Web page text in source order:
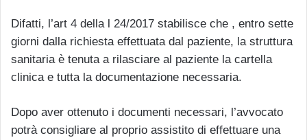
Difatti, l’art 4 della l 24/2017 stabilisce che , entro sette
giorni dalla richiesta effettuata dal paziente, la struttura
sanitaria è tenuta a rilasciare al paziente la cartella
clinica e tutta la documentazione necessaria.
Dopo aver ottenuto i documenti necessari, l’avvocato
potrà consigliare al proprio assistito di effettuare una